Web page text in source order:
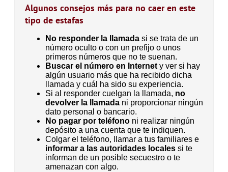
Algunos consejos más para no caer en este
tipo de estafas
No responder la llamada si se trata de un
número oculto o con un prefijo o unos
primeros números que no te suenan.
Buscar el número en Internet y ver si hay
algún usuario más que ha recibido dicha
llamada y cuál ha sido su experiencia.
Si al responder cuelgan la llamada, no
devolver la llamada ni proporcionar ningún
dato personal o bancario.
No pagar por teléfono ni realizar ningún
depósito a una cuenta que te indiquen.
Colgar el teléfono, llamar a tus familiares e
informar a las autoridades locales si te
informan de un posible secuestro o te
amenazan con algo.